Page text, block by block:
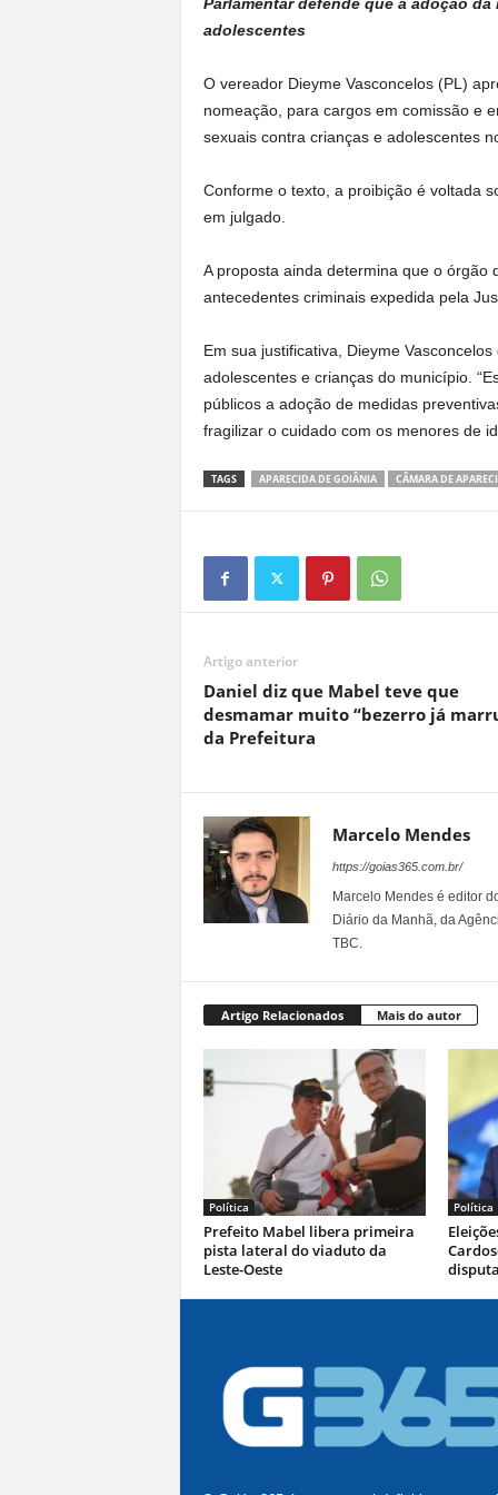
adolescentes
O vereador Dieyme Vasconcelos (PL)
nomeação, para cargos em comissão e
sexuais contra crianças e adolescentes
Conforme o texto, a proibição é voltada
em julgado.
A proposta ainda determina que o órgão
antecedentes criminais expedida pela
Em sua justificativa, Dieyme
adolescentes e crianças do município.
públicos a adoção de medidas
fragilizar o cuidado com os menores de
TAGS APARECIDA DE GOIÂNIA CÂMARA DE
Artigo anterior
Daniel diz que Mabel teve que
desmamar muito “bezerro já
da Prefeitura
Marcelo Mendes
https://goias365.com.br/
Marcelo Mendes é editor
Diário da Manhã, da
TBC.
Artigo Relacionados Mais do autor
Política
Prefeito Mabel libera primeira
pista lateral do viaduto da
Leste-Oeste
Política